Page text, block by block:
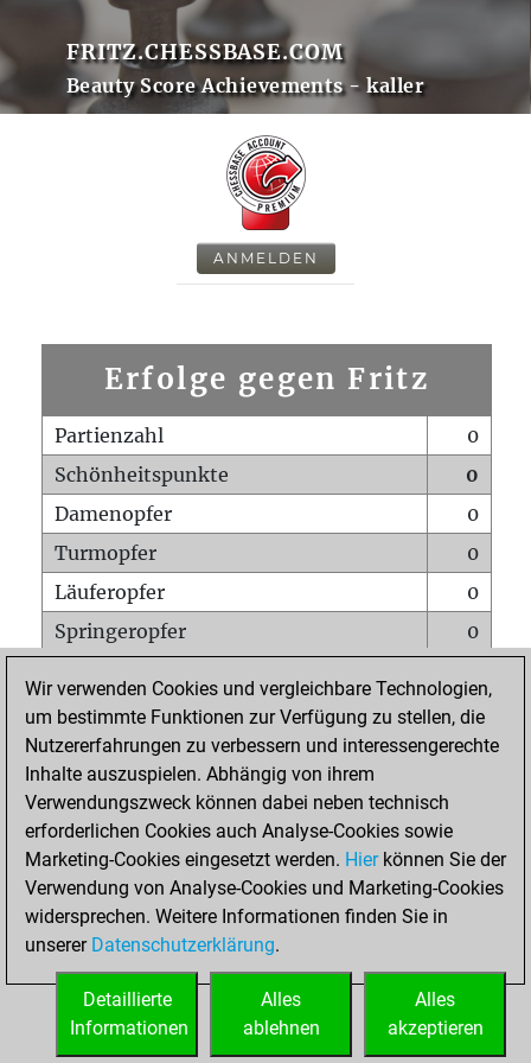
FRITZ.CHESSBASE.COM
Beauty Score Achievements - kaller
ANMELDEN
Erfolge gegen Fritz
Partienzahl
0
Schönheitspunkte
0
Damenopfer
0
Turmopfer
0
Läuferopfer
0
Springeropfer
0
Matt auf vollem Brett
0
Bauer setzt Matt
0
Erstickte Matts
Unterverwandlungen
Türme auf der siebten
0
STARTSEITE
Wir verwenden Cookies und vergleichbare Technologien,
um bestimmte Funktionen zur Verfügung zu stellen, die
Nutzererfahrungen zu verbessern und interessengerechte
Inhalte auszuspielen. Abhängig von ihrem
Verwendungszweck können dabei neben technisch
erforderlichen Cookies auch Analyse-Cookies sowie
Marketing-Cookies eingesetzt werden. Hierkönnen Sie der
Verwendung von Analyse-Cookies und Marketing-Cookies
widersprechen. Weitere Informationen finden Sie in
unserer Datenschutzerklärung.
Alles
akzeptieren
Alles
ablehnen
Detaillierte
Informationen